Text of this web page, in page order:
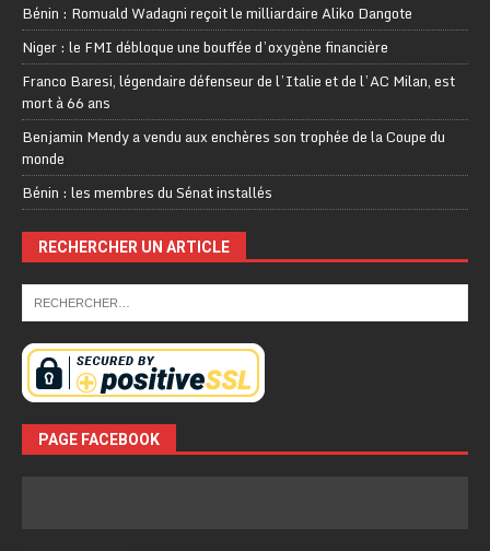
Bénin : Romuald Wadagni reçoit le milliardaire Aliko Dangote
Niger : le FMI débloque une bouffée d’oxygène financière
Franco Baresi, légendaire défenseur de l’Italie et de l’AC Milan, est
mort à 66 ans
Benjamin Mendy a vendu aux enchères son trophée de la Coupe du
monde
Bénin : les membres du Sénat installés
RECHERCHER UN ARTICLE
PAGE FACEBOOK